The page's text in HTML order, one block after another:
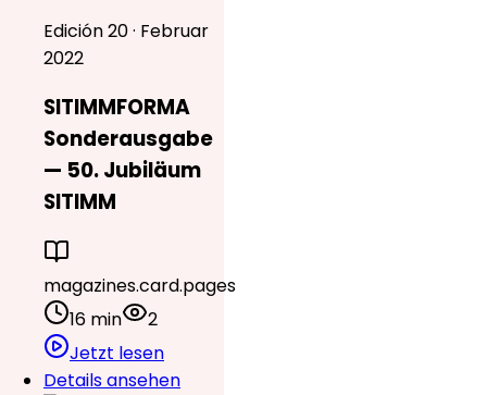
Edición 20 · Februar
2022
SITIMMFORMA
Sonderausgabe
— 50. Jubiläum
SITIMM
magazines.card.pages
16 min
2
Jetzt lesen
Details ansehen